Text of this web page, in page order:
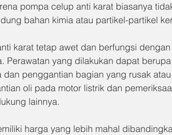
pompa celup anti karat biasanya
bahan kimia atau partikel-partikel
karat tetap awet dan berfungsi
Perawatan yang dilakukan dapat berupa
penggantian bagian yang rusak
oli pada motor listrik dan
lainnya.
harga yang lebih mahal